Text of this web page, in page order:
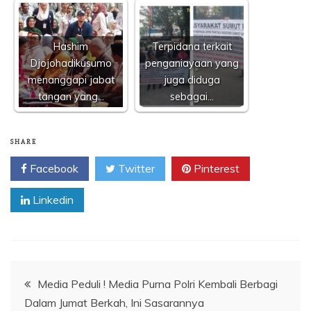
Hashim
Djojohadikusumo
menanggapi jabat
tangan yang…
Terpidana terkait
penganiayaan yang
juga diduga
sebagai…
SHARE
Facebook Twitter Pinterest
Linkedin
Navigasi
Media Peduli ! Media Purna Polri Kembali Berbagi
Dalam Jumat Berkah, Ini Sasarannya